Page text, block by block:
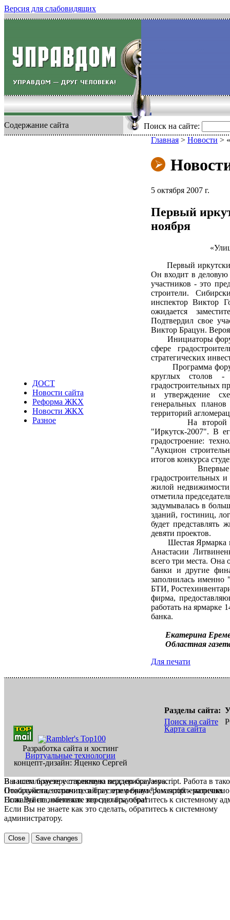
Версия для слабовидящих
Содержание сайта Поиск на сайте:
ДОСТ
Новости сайта
Реформа ЖКХ
Новости ЖКХ
Разное
Главная > Новости >
5 октября 2007 г.
Первый
ноября
Первый иркутский
Он входит в
участников - это
строители.
инспектор Виктор
ожидается
Подтвердил свое
Виктор Брацун.
Инициаторы форума
сфере
стратегических
Программа форума
круглых столов -
градостроительных
и утверждение
генеральных
территорий
На второй день
"Иркутск-2007". В
градостроение:
"Аукцион
итогов конкурса
Впервые в
градостроительных
жилой
отметила
задумывалась в
зданий, гостиниц,
будет представлять
девяти проектов.
Шестая Ярмарка
Анастасии
всего три места. Она
банки и другие
заполнилась именно
БТИ,
фирма,
работать на ярмарке
банка.
Екатерина
Областная
Для печати
Разработка сайта и хостинг
Виртуальные технологии
концепт-дизайн: Яценко Сергей
Разделы сайта:
Поиск на сайте
Карта сайта
В вашем браузере отключена поддержка Jasvscript. Работа в
Пожалуйста, включите в браузере режим "Javascript -
Если Вы не знаете как это сделать, обратитесь к системному
Вы используете устаревшую версию браузера.
Отображение страниц сайта с этим браузером проблематична.
Пожалуйста, обновите версию браузера!
Если Вы не знаете как это сделать, обратитесь к системному
администратору.
Close Save changes